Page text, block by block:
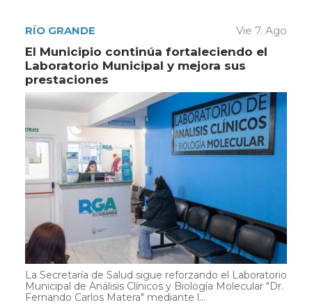
RÍO GRANDE Vie 7. Ago
El Municipio continúa fortaleciendo el
Laboratorio Municipal y mejora sus
prestaciones
La Secretaría de Salud sigue reforzando el Laboratorio
Municipal de Análisis Clínicos y Biología Molecular "Dr.
Fernando Carlos Matera" mediante l...